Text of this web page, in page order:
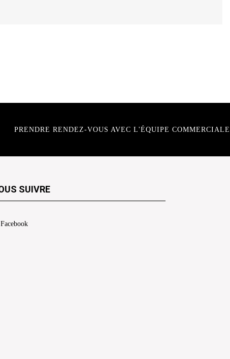
PRENDRE RENDEZ-VOUS AVEC L'ÉQUIPE COMMERCIALE
SUIVRE
Facebook